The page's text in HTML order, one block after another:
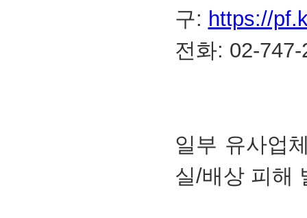
구: https://
전화: 02-747-
일부 유사업
실/배상 피해